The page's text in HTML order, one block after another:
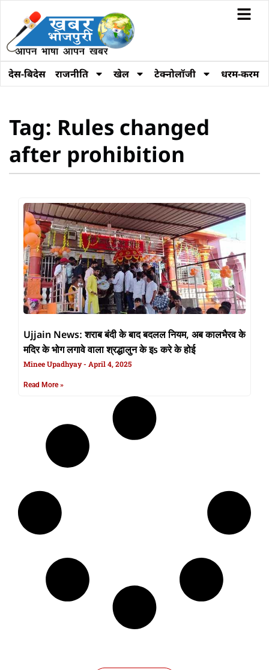
देस-बिदेस राजनीति खेल टेक्नोलॉजी धरम-करम
Tag: Rules changed
after prohibition
Ujjain News: शराब बंदी के बाद बदलल नियम, अब कालभैरव के
मदिर के भोग लगावे वाला श्रद्धालुन के इs करे के होई
Minee Upadhyay April 4, 2025
Read More »